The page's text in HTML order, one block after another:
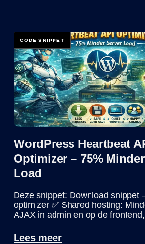
WordPress Heartbeat
Optimizer – 75%
Load
Deze snippet: Download snippet
optimizer ✅ Shared hosting:
AJAX in admin en op de
Lees meer